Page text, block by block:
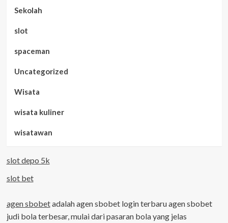
Sekolah
slot
spaceman
Uncategorized
Wisata
wisata kuliner
wisatawan
slot depo 5k
slot bet
agen sbobetadalah agen sbobet login terbaru agen sbobet
judi bola terbesar, mulai dari pasaran bola yang jelas